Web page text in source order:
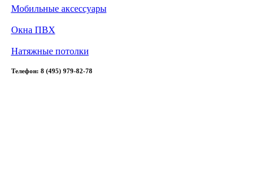
Мобильные аксессуары
Окна ПВХ
Натяжные потолки
Телефон: 8 (495) 979-82-78